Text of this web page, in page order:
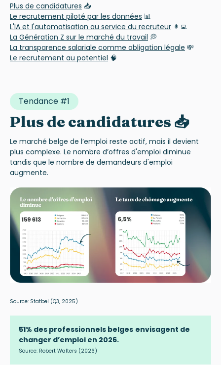
Plus de candidatures 📥
Le recrutement piloté par les données 📊
L'IA et l'automatisation au service du recruteur 👩‍💻
La Génération Z sur le marché du travail 💭
La transparence salariale comme obligation légale 💸
Le recrutement au potentiel 🧠
Tendance #1
Plus de candidatures 📥
Le marché belge de l’emploi reste actif, mais il devient
plus complexe. Le nombre d’offres d'emploi diminue
tandis que le nombre de demandeurs d'emploi
augmente.
Source: Statbel (Q3, 2025)
51% des professionnels belges envisagent de
changer d’emploi en 2026.
Source: Robert Walters (2026)